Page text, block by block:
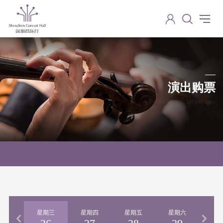
演出购票
Performance ticket purchase
星期三 星期四 星期五 星期六